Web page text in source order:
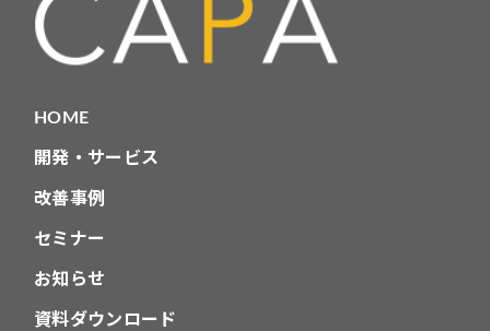
ー
シ
ンHOME
開発・サービス
改善事例
セミナー
お知らせ
資料ダウンロード